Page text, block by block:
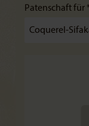
Patenschaft für